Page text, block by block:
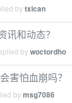
bytxican
讯和动态？
bywoctordho
害怕血崩吗？
bymsg7086